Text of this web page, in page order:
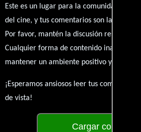
Este es un lugar para la comunidad de
del cine, y tus comentarios son la esencia
Por favor, mantén la discusión respetuosa
Cualquier forma de contenido
mantener un ambiente positivo y
¡Esperamos ansiosos leer tus comentarios
de vista!
Cargar